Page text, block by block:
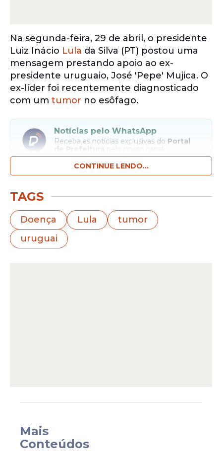
Na segunda-feira, 29 de abril, o presidente
Luiz Inácio Lula da Silva (PT) postou uma
mensagem prestando apoio ao ex-
presidente uruguaio, José 'Pepe' Mujica. O
ex-líder foi recentemente diagnosticado
com um tumor no esôfago.
Notícias pelo WhatsApp
Receba as notícias exclusivas do Portal
de Prefeitura
pelo nosso canal.
Entrar no canal
nas redes sociais:
Janja, para você e Lucía".
CONTINUE LENDO...
TAGS
Doença Lula
tumor
uruguai
Mais
Conteúdos